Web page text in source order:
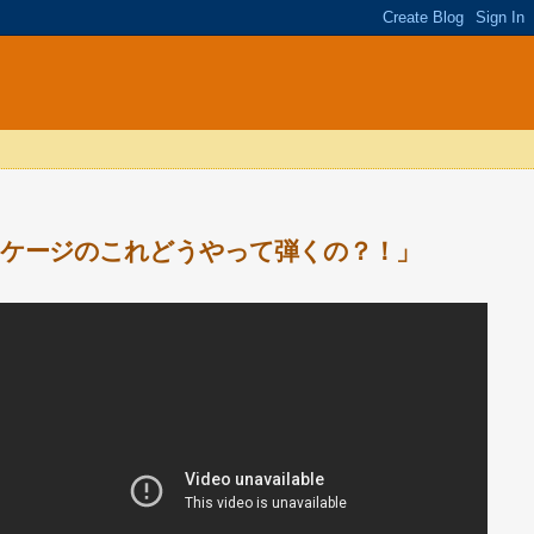
ージのこれどうやって弾くの？！」